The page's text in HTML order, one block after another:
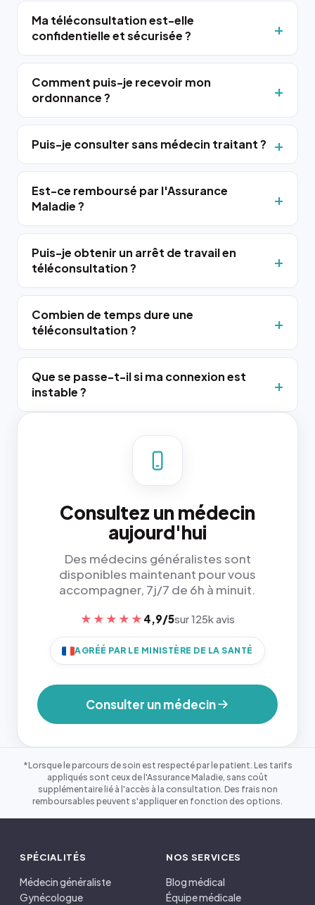
Ma téléconsultation est-elle
confidentielle et sécurisée ?
Comment puis-je recevoir mon
ordonnance ?
Puis-je consulter sans médecin traitant ?
Est-ce remboursé par l'Assurance
Maladie ?
Puis-je obtenir un arrêt de travail en
téléconsultation ?
Combien de temps dure une
téléconsultation ?
Que se passe-t-il si ma connexion est
instable ?
Consultez un médecin
aujourd'hui
Des médecins généralistes sont
disponibles maintenant pour vous
accompagner, 7j/7 de 6h à minuit.
★★★★★ 4,9/5sur 125k avis
AGRÉÉ PAR LE MINISTÈRE DE LA SANTÉ
Consulter un médecin
*Lorsque le parcours de soin est respecté par le patient. Les tarifs
appliqués sont ceux de l'Assurance Maladie, sans coût
supplémentaire lié à l'accès à la consultation. Des frais non
remboursables peuvent s'appliquer en fonction des options.
SPÉCIALITÉS
Médecin généraliste
Gynécologue
NOS SERVICES
Blog médical
Équipe médicale